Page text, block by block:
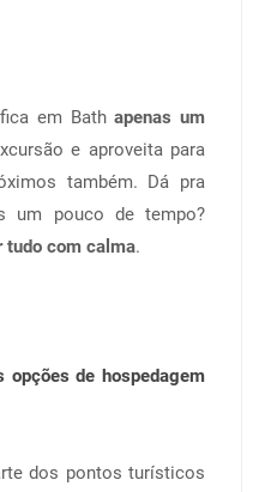
em Bathapenas um
e aproveita para
também. Dá pra
um pouco de tempo?
tudo com calma.
de hospedagem
dos pontos turísticos